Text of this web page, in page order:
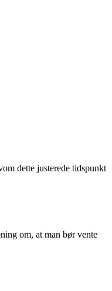
dette justerede tidspunkt
om, at man bør vente